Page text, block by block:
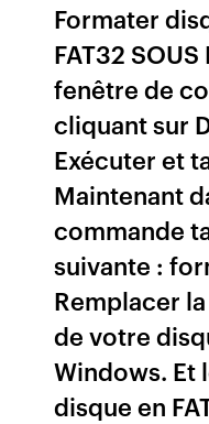
Formater
FAT32
fenêtre de
cliquant sur
Exécuter et
Maintenant
commande
suivante :
Remplacer
de votre
Windows. Et
disque en